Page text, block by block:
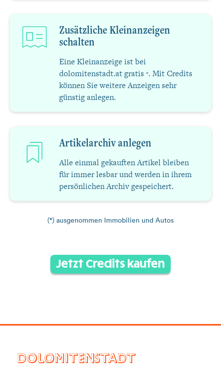
Zusätzliche Kleinanzeigen
schalten
Eine Kleinanzeige ist bei
dolomitenstadt.at gratis *. Mit Credits
können Sie weitere Anzeigen sehr
günstig anlegen.
Artikelarchiv anlegen
Alle einmal gekauften Artikel bleiben
für immer lesbar und werden in ihrem
persönlichen Archiv gespeichert.
(*) ausgenommen Immobilien und Autos
Jetzt Credits kaufen
DOLOMITENSTADT